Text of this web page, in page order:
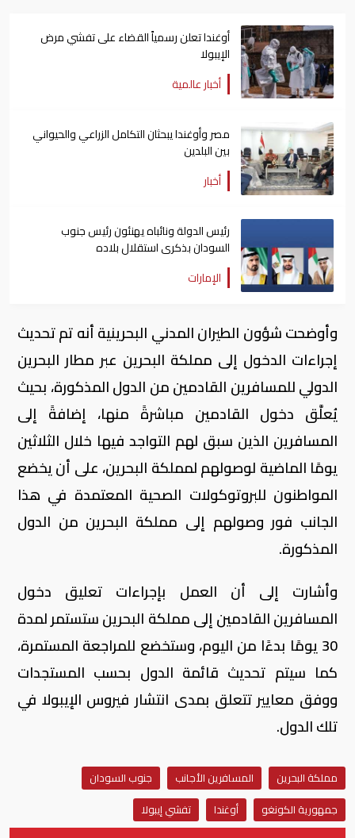
أوغندا تعلن رسمياً القضاء على تفشي مرض
الإيبولا
أخبار عالمية
مصر وأوغندا يبحثان التكامل الزراعي والحيواني
بين البلدين
أخبار
رئيس الدولة ونائباه يهنئون رئيس جنوب
السودان بذكرى استقلال بلاده
الإمارات
وأوضحت شؤون الطيران المدني البحرينية أنه تم تحديث
إجراءات الدخول إلى مملكة البحرين عبر مطار البحرين
الدولي للمسافرين القادمين من الدول المذكورة، بحيث
يُعلَّق دخول القادمين مباشرةً منها، إضافةً إلى
المسافرين الذين سبق لهم التواجد فيها خلال الثلاثين
يومًا الماضية لوصولهم لمملكة البحرين، على أن يخضع
المواطنون للبروتوكولات الصحية المعتمدة في هذا
الجانب فور وصولهم إلى مملكة البحرين من الدول
المذكورة.
وأشارت إلى أن العمل بإجراءات تعليق دخول
المسافرين القادمين إلى مملكة البحرين ستستمر لمدة
30 يومًا بدءًا من اليوم، وستخضع للمراجعة المستمرة،
كما سيتم تحديث قائمة الدول بحسب المستجدات
ووفق معايير تتعلق بمدى انتشار فيروس الإيبولا في
تلك الدول.
مملكة البحرين المسافرين الأجانب
جنوب السودان
جمهورية الكونغو
أوغندا تفشي إيبولا